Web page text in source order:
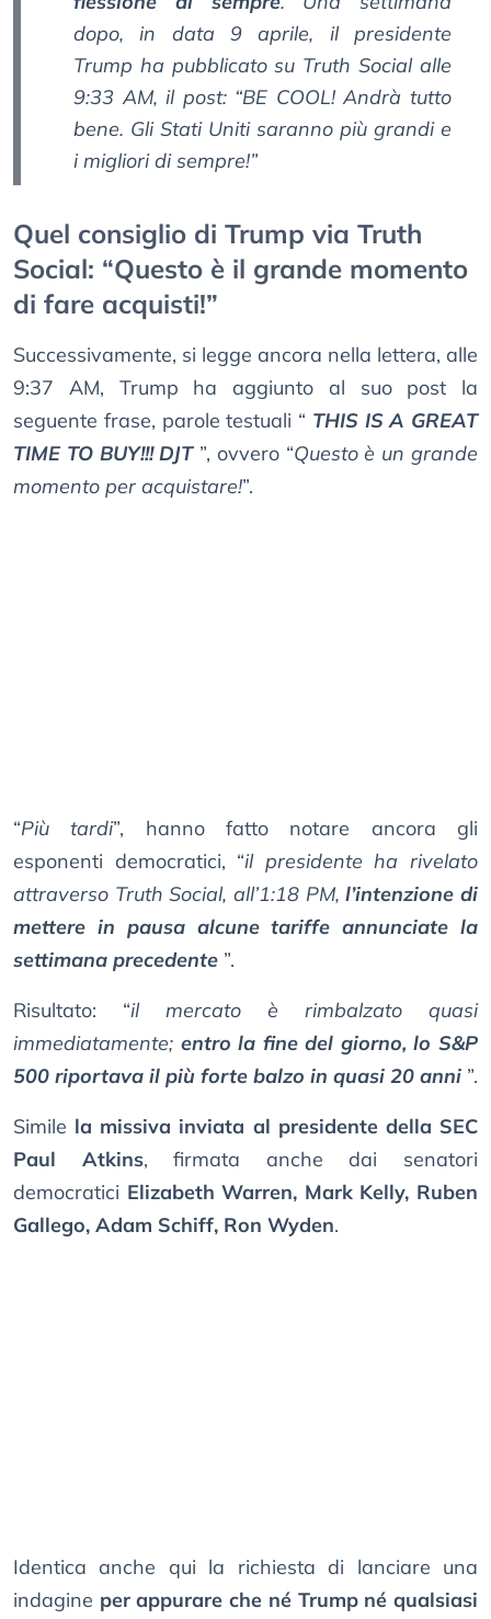
dopo, in data 9 aprile, il presidente
Trump ha pubblicato su Truth Social alle
9:33 AM, il post: “BE COOL! Andrà tutto
bene. Gli Stati Uniti saranno più grandi e
i migliori di sempre!”
Quel consiglio di Trump via Truth
Social: “Questo è il grande momento
di fare acquisti!”
Successivamente, si legge ancora nella lettera, alle
9:37 AM, Trump ha aggiunto al suo post la
seguente frase, parole testuali “ THIS IS A GREAT
TIME TO BUY!!! DJT ”, ovvero “Questo è un grande
momento per acquistare!”.
“Più tardi”, hanno fatto notare ancora gli
esponenti democratici, “il presidente ha rivelato
attraverso Truth Social, all’1:18 PM,l’intenzione di
mettere in pausa alcune tariffe annunciate la
settimana precedente ”.
Risultato: “il mercato è rimbalzato quasi
immediatamente; entro la fine del giorno, lo S&P
500 riportava il più forte balzo in quasi 20 anni ”.
Simile la missiva inviata al presidente della SEC
Paul Atkins, firmata anche dai senatori
democratici Elizabeth Warren, Mark Kelly, Ruben
Gallego, Adam Schiff, Ron Wyden.
Identica anche qui la richiesta di lanciare una
indagine per appurare che né Trump né qualsiasi